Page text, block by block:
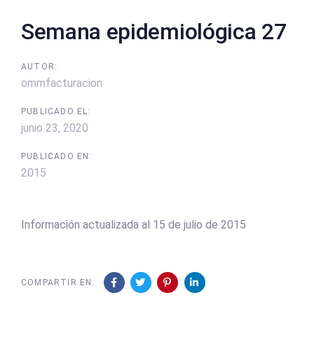
Semana epidemiológica 27
AUTOR:
ommfacturacion
PUBLICADO EL:
junio 23, 2020
PUBLICADO EN:
2015
Información actualizada al 15 de julio de 2015
COMPARTIR EN: